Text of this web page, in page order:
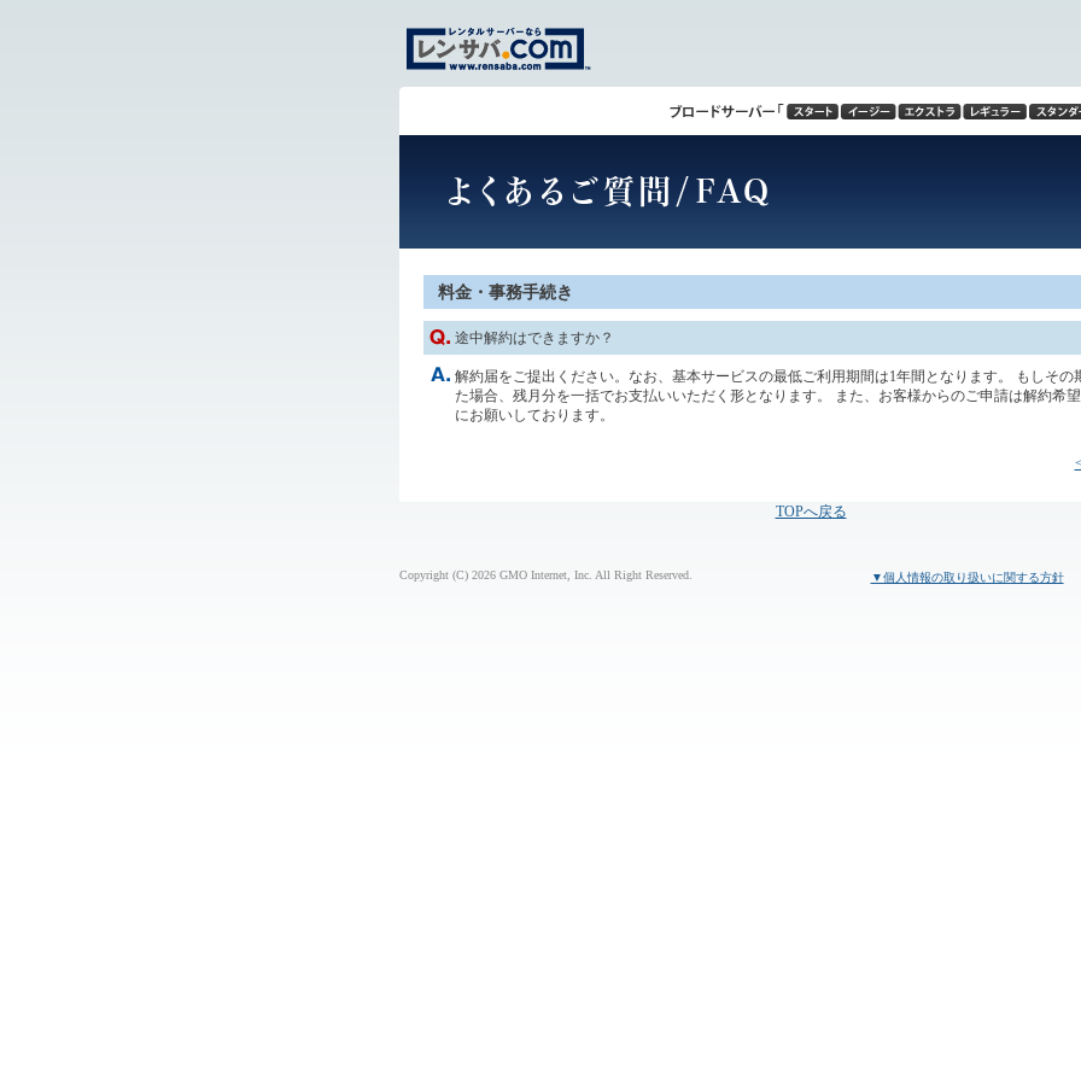
料金・事務手続き
途中解約はできますか？
解約届をご提出ください。なお、基本サービスの最低ご利用期間は1年間となります。 もしその
た場合、残月分を一括でお支払いいただく形となります。 また、お客様からのご申請は解約希
にお願いしております。
TOPへ戻る
Copyright (C) 2026 GMO Internet, Inc. All Right Reserved. ▼個人情報の取り扱いに関する方針